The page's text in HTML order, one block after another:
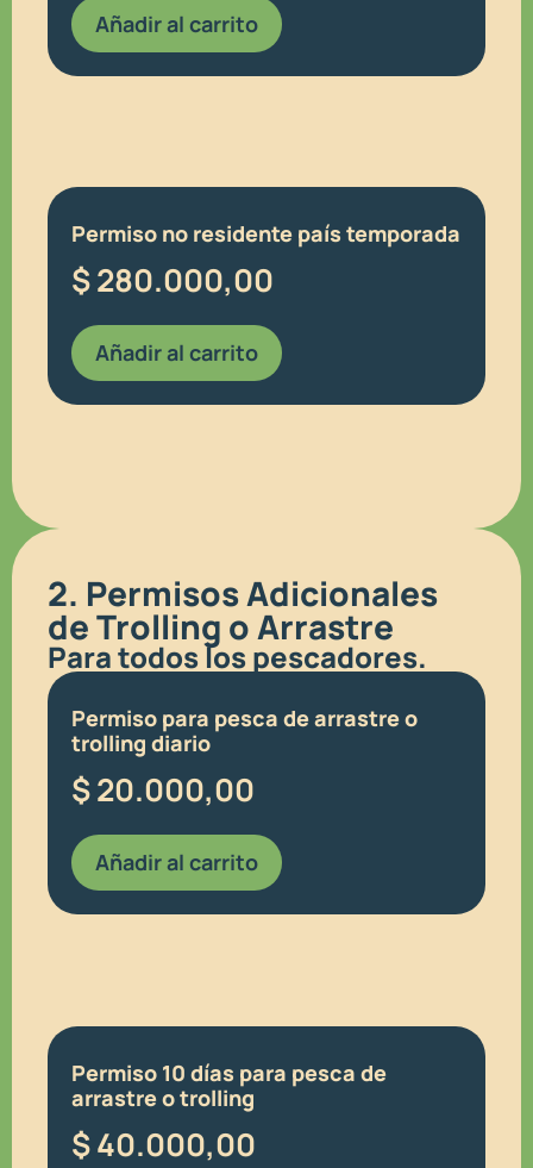
Añadir al carrito
Permiso no residente país temporada
$280.000,00
Añadir al carrito
2. Permisos Adicionales
de Trolling o Arrastre
Para todos los pescadores.
Permiso para pesca de arrastre o
trolling diario
$20.000,00
Añadir al carrito
Permiso 10 días para pesca de
arrastre o trolling
$40.000,00